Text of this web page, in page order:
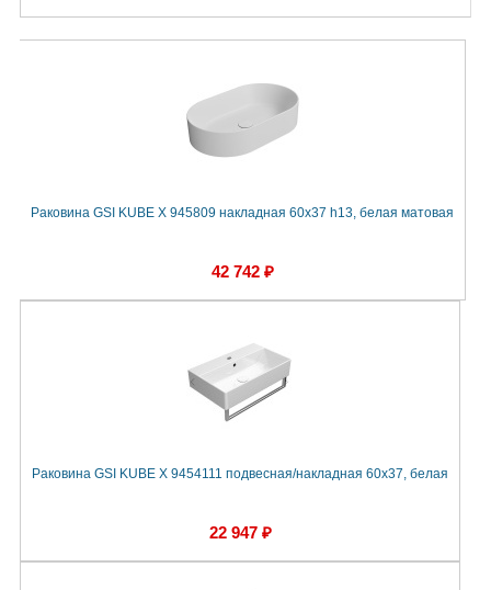
Раковина GSI KUBE X 945809 накладная 60x37 h13, белая матовая
42 742 ₽
Раковина GSI KUBE X 9454111 подвесная/накладная 60x37, белая
22 947 ₽